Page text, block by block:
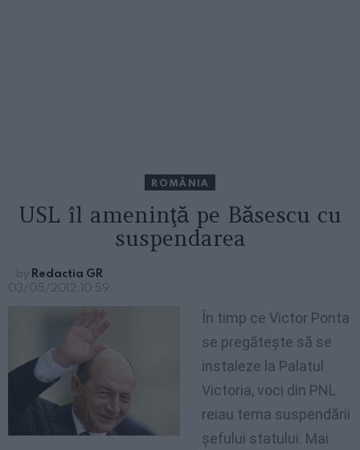
ROMÂNIA
USL îl ameninţă pe Băsescu cu
suspendarea
by Redactia GR
03/05/2012, 10:59
În timp ce Victor Ponta
se pregăteşte să se
instaleze la Palatul
Victoria, voci din PNL
reiau tema suspendării
şefului statului. Mai